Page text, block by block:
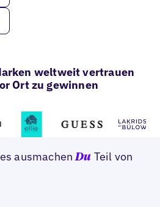
weltweit vertrauen
Ort zu gewinnen
ausmachenDu Teil von